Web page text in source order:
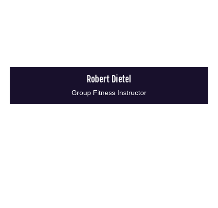
Robert Dietel
Group Fitness Instructor